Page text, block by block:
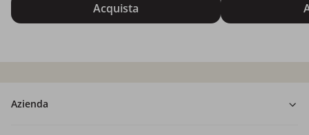
Acquista
Azienda